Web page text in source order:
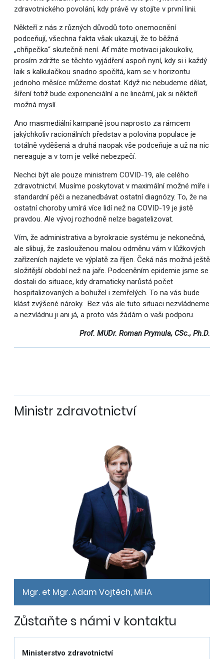
zdravotnického povolání, kdy právě vy stojíte v první linii.
Někteří z nás z různých důvodů toto onemocnění
podceňují, všechna fakta však ukazují, že to běžná
„chřipečka“ skutečně není. Ať máte motivaci jakoukoliv,
prosím zdržte se těchto vyjádření aspoň nyní, kdy si i každý
laik s kalkulačkou snadno spočítá, kam se v horizontu
jednoho měsíce můžeme dostat. Když nic nebudeme dělat,
šíření totiž bude exponenciální a ne lineární, jak si někteří
možná myslí.
Ano masmediální kampaně jsou naprosto za rámcem
jakýchkoliv racionálních představ a polovina populace je
totálně vyděšená a druhá naopak vše podceňuje a už na nic
nereaguje a v tom je velké nebezpečí.
Nechci být ale pouze ministrem COVID-19, ale celého
zdravotnictví. Musíme poskytovat v maximální možné míře i
standardní péči a nezanedbávat ostatní diagnózy. To, že na
ostatní choroby umírá více lidí než na COVID-19 je jistě
pravdou. Ale vývoj rozhodně nelze bagatelizovat.
Vím, že administrativa a byrokracie systému je nekonečná,
ale slibuji, že zaslouženou malou odměnu vám v lůžkových
zařízeních najdete ve výplatě za říjen. Čeká nás možná ještě
složitější období než na jaře. Podceněním epidemie jsme se
dostali do situace, kdy dramaticky narůstá počet
hospitalizovaných a bohužel i zemřelých. To na vás bude
klást zvýšené nároky. Bez vás ale tuto situaci nezvládneme
a nezvládnu ji ani já, a proto vás žádám o vaši podporu.
Prof. MUDr. Roman Prymula, CSc., Ph.D.
Ministr zdravotnictví
Mgr. et Mgr. Adam Vojtěch, MHA
Zůstaňte s námi v kontaktu
Ministerstvo zdravotnictví